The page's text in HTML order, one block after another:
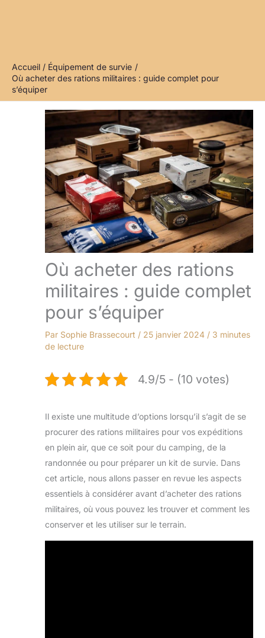
Accueil
Équipement de survie
Où acheter des rations militaires : guide complet pour
s’équiper
Où acheter des rations
militaires : guide complet
pour s’équiper
Par Sophie Brassecourt / 25 janvier 2024 / 3 minutes
de lecture
4.9/5 - (10 votes)
Il existe une multitude d’options lorsqu’il s’agit de se
procurer des rations militaires pour vos expéditions
en plein air, que ce soit pour du camping, de la
randonnée ou pour préparer un kit de survie. Dans
cet article, nous allons passer en revue les aspects
essentiels à considérer avant d’acheter des rations
militaires, où vous pouvez les trouver et comment les
conserver et les utiliser sur le terrain.